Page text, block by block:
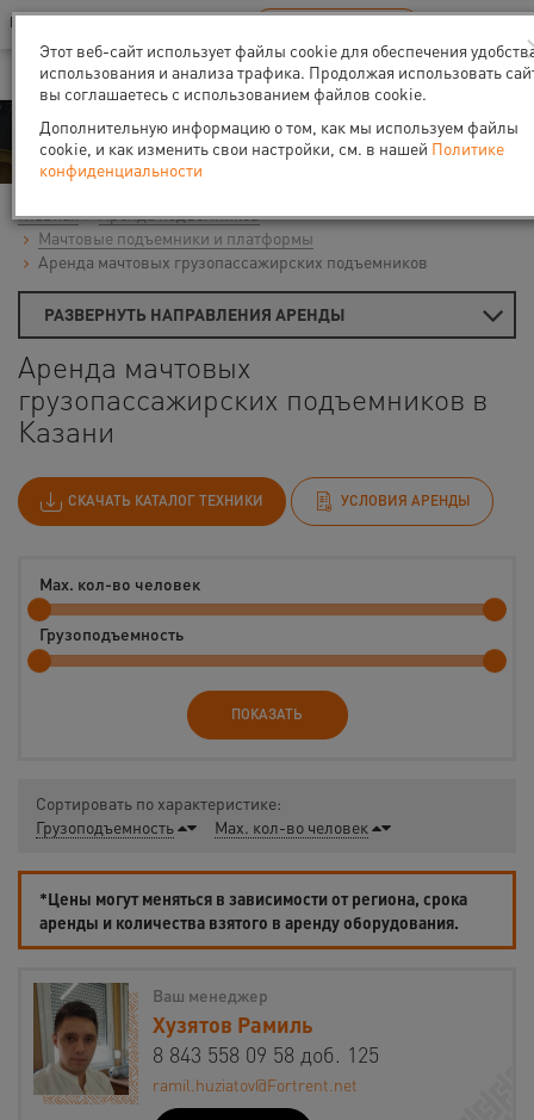
Ваш город:Казань
В Вашем регионе нет наших офисов RU EN
Аренда
Главная
Аренда подъемников
Мачтовые подъемники и платформы
Аренда мачтовых грузопассажирских подъемников
РАЗВЕРНУТЬ НАПРАВЛЕНИЯ АРЕНДЫ
Аренда мачтовых
грузопассажирских подъемников в
Казани
СКАЧАТЬ КАТАЛОГ ТЕХНИКИ УСЛОВИЯ АРЕНДЫ
Max. кол-во человек
Грузоподъемность
ПОКАЗАТЬ
Сортировать по характеристике:
Грузоподъемность
Max. кол-во человек
*Цены могут меняться в зависимости от региона, срока
аренды и количества взятого в аренду оборудования.
Ваш менеджер
Хузятов Рамиль
8 843 558 09 58 доб. 125
ramil.huziatov@Fortrent.net
Этот веб-сайт использует файлы cookie для обеспечения
использования и анализа трафика. Продолжая использовать
вы соглашаетесь с использованием файлов cookie.
Дополнительную информацию о том, как мы используем файлы
cookie, и как изменить свои настройки, см. в нашей Политике
конфиденциальности